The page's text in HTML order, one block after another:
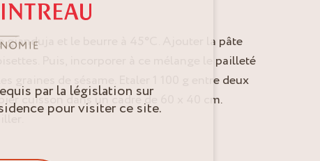
gianduja et le beurre à 45°C. Ajouter la pâte
Puis, incorporer à ce mélange le pailleté
graines de sésame. Etaler 1 100 g entre deux
cuisson dans un cadre de 60 x 40 cm.
par la législation sur
pour visiter ce site.